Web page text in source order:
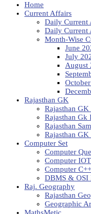
Home
Current Affairs
Daily Current
Daily Current
Month-Wise
June
July
August
Rajasthan GK
Rajasthan
Rajasthan Gk
Rajasthan
Rajasthan
Computer Set
Computer
Computer IOT
Computer
DBMS & OSI
Raj. Geography
Rajasthan
Geographic